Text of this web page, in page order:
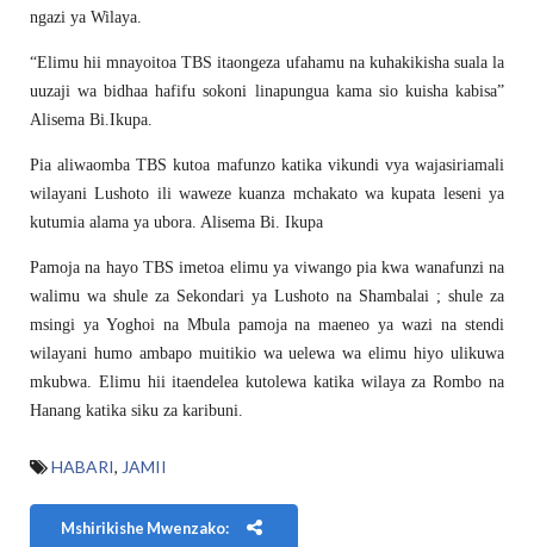
ngazi ya Wilaya.
“Elimu hii mnayoitoa TBS itaongeza ufahamu na kuhakikisha suala la
uuzaji wa bidhaa hafifu sokoni linapungua kama sio kuisha kabisa”
Alisema Bi.Ikupa.
Pia aliwaomba TBS kutoa mafunzo katika vikundi vya wajasiriamali
wilayani Lushoto ili waweze kuanza mchakato wa kupata leseni ya
kutumia alama ya ubora. Alisema Bi. Ikupa
Pamoja na hayo TBS imetoa elimu ya viwango pia kwa wanafunzi na
walimu wa shule za Sekondari ya Lushoto na Shambalai ; shule za
msingi ya Yoghoi na Mbula pamoja na maeneo ya wazi na stendi
wilayani humo ambapo muitikio wa uelewa wa elimu hiyo ulikuwa
mkubwa. Elimu hii itaendelea kutolewa katika wilaya za Rombo na
Hanang katika siku za karibuni.
HABARI, JAMII
Mshirikishe Mwenzako: